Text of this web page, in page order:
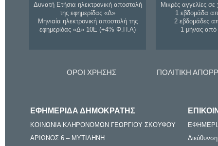
Δυνατή Ετήσια ηλεκτρονική αποστολή
της εφημερίδας «Δ»
Μηνιαία ηλεκτρονική αποστολή της
εφημερίδας «Δ» 10Ε (+4% Φ.Π.Α)
Μικρές αγγελίες σε
1 εβδομάδα
2 εβδομάδες
1 μήνας
ΟΡΟΙ ΧΡΗΣΗΣ ΠΟΛΙΤΙΚΗ
ΕΦΗΜΕΡΙΔΑ ΔΗΜΟΚΡΑΤΗΣ
ΚΟΙΝΩΝΙΑ ΚΛΗΡΟΝΟΜΩΝ ΓΕΩΡΓΙΟΥ ΣΚΟΥΦΟΥ
ΑΡΙΩΝΟΣ 6 – ΜΥΤΙΛΗΝΗ